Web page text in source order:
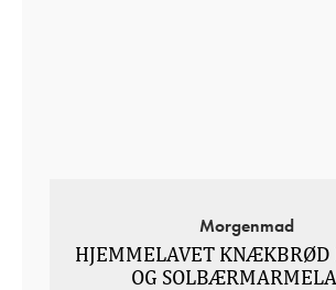
Morgenmad
HJEMMELAVET KNÆKBRØD
OG